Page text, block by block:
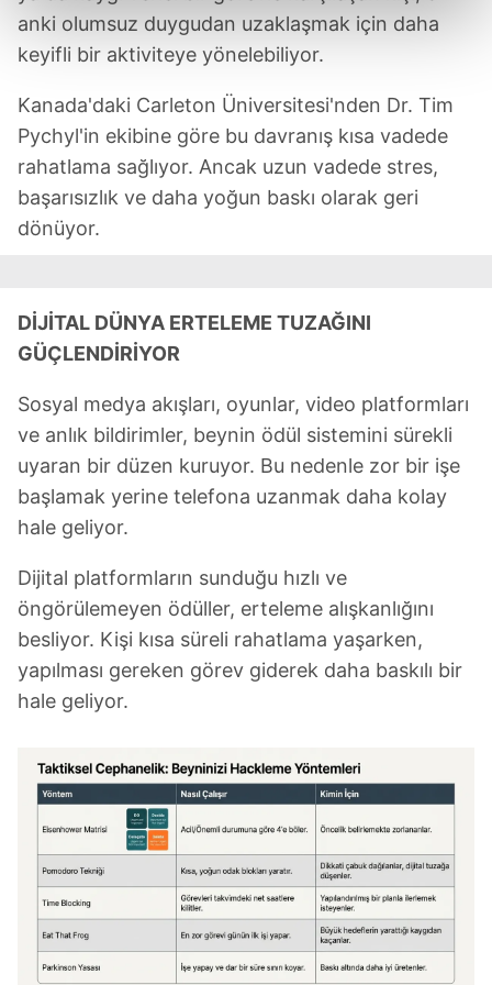
kalemimiz olduğunu sizlere hatırlatmak isteriz.
Her halükârda, kullanıcılar, bu çerezlere izin vermedikleri
takdirde, kullanıcılara hedefli reklamlar
Sizlere daha iyi bir hizmet sunabilmek için İnternet
Sitemizde kendimize ve üçüncü kişilere ait çerezler
kullanılmaktadır. Bu çerezler vasıtasıyla çeşitli kişisel
kullanılmaktadır. Diğer çerezler, sitemizin daha işlevsel
kılınması ve kişiselleştirilmesi ve sizlere yönelik
reklam/pazarlama faaliyetlerinin yapılması, amaçlarıyla
Çerezlere ilişkin tercihlerinizi aşağıda yer alan panel
vasıtasıyla belirleyebilirsiniz. Çerezlere ilişkin detaylı bilgi
için Ayarlar butonuna tıklayabilir,Çerez Bilgilendirme
Metnimizi
6698 sayılı Kişisel Verilerin Korunması Kanunu uyarınca
hazırlanmış Aydınlatma Metnimizi okumak ve sitemizde
ilgili mevzuata uygun olarak kullanılan çerezlerle ilgili bilgi
almak için lütfentıklayınız.
anki olumsuz duygudan uzaklaşmak için daha
keyifli bir aktiviteye yönelebiliyor.
Kanada'daki Carleton Üniversitesi'nden Dr. Tim
Pychyl'in ekibine göre bu davranış kısa vadede
rahatlama sağlıyor. Ancak uzun vadede stres,
başarısızlık ve daha yoğun baskı olarak geri
dönüyor.
DİJİTAL DÜNYA ERTELEME TUZAĞINI
GÜÇLENDİRİYOR
Sosyal medya akışları, oyunlar, video platformları
ve anlık bildirimler, beynin ödül sistemini sürekli
uyaran bir düzen kuruyor. Bu nedenle zor bir işe
başlamak yerine telefona uzanmak daha kolay
hale geliyor.
Dijital platformların sunduğu hızlı ve
öngörülemeyen ödüller, erteleme alışkanlığını
besliyor. Kişi kısa süreli rahatlama yaşarken,
yapılması gereken görev giderek daha baskılı bir
hale geliyor.